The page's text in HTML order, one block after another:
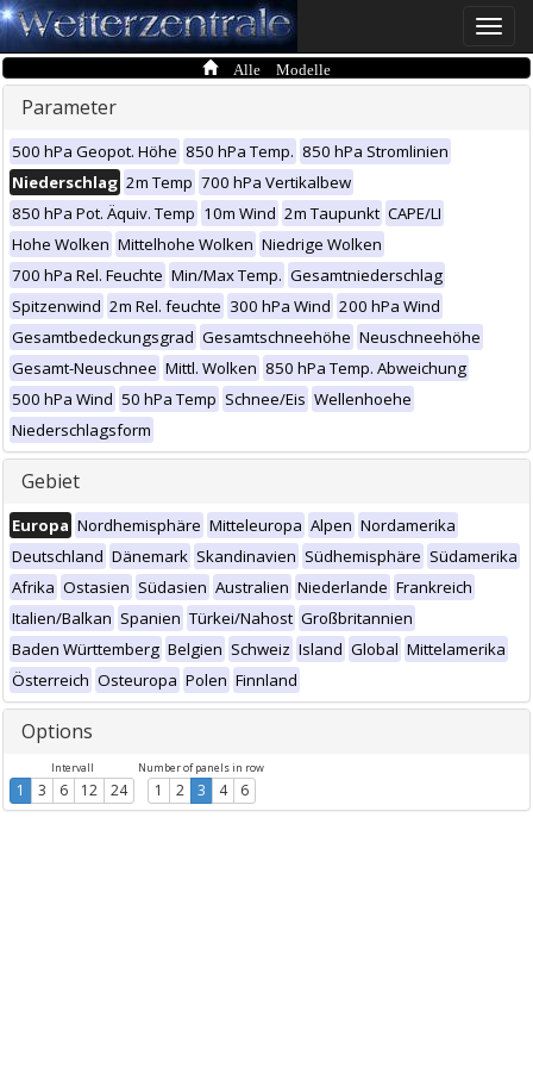
Toggle
Alle Modelle
Parameter
500 hPa Geopot. Höhe 850 hPa Temp. 850 hPa Stromlinien
Niederschlag 2m Temp 700 hPa Vertikalbew
850 hPa Pot. Äquiv. Temp 10m Wind 2m Taupunkt CAPE/LI
Hohe Wolken Mittelhohe Wolken Niedrige Wolken
700 hPa Rel. Feuchte Min/Max Temp. Gesamtniederschlag
Spitzenwind 2m Rel. feuchte 300 hPa Wind 200 hPa Wind
Gesamtbedeckungsgrad Gesamtschneehöhe Neuschneehöhe
Gesamt-Neuschnee Mittl. Wolken 850 hPa Temp. Abweichung
500 hPa Wind 50 hPa Temp Schnee/Eis Wellenhoehe
Niederschlagsform
Gebiet
Europa Nordhemisphäre Mitteleuropa Alpen Nordamerika
Deutschland Dänemark Skandinavien Südhemisphäre Südamerika
Afrika Ostasien Südasien Australien Niederlande Frankreich
Italien/Balkan Spanien Türkei/Nahost Großbritannien
Baden Württemberg Belgien Schweiz Island Global Mittelamerika
Österreich Osteuropa Polen Finnland
Options
Intervall
1 3 6 12 24
Number of panels in row
1 2 3 4 6